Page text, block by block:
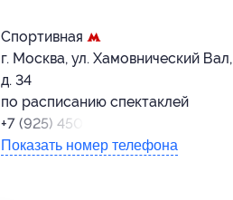
Спортивная
г. Москва, ул. Хамовнический Вал,
д. 34
по расписанию спектаклей
+7 (925) 450-24-95
Показать номер телефона